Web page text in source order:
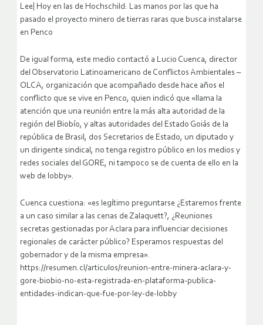
Lee| Hoy en las de Hochschild: Las manos por las que ha
pasado el proyecto minero de tierras raras que busca instalarse
en Penco
De igual forma, este medio contactó a Lucio Cuenca, director
del Observatorio Latinoamericano de Conflictos Ambientales –
OLCA, organización que acompañado desde hace años el
conflicto que se vive en Penco, quien indicó que «llama la
atención que una reunión entre la más alta autoridad de la
región del Biobío, y altas autoridades del Estado Goiás de la
república de Brasil, dos Secretarios de Estado, un diputado y
un dirigente sindical, no tenga registro público en los medios y
redes sociales del GORE, ni tampoco se de cuenta de ello en la
web de lobby».
Cuenca cuestiona: «es legítimo preguntarse ¿Estaremos frente
a un caso similar a las cenas de Zalaquett?, ¿Reuniones
secretas gestionadas por Aclara para influenciar decisiones
regionales de carácter público? Esperamos respuestas del
gobernador y de la misma empresa».
https://resumen.cl/articulos/reunion-entre-minera-aclara-y-
gore-biobio-no-esta-registrada-en-plataforma-publica-
entidades-indican-que-fue-por-ley-de-lobby